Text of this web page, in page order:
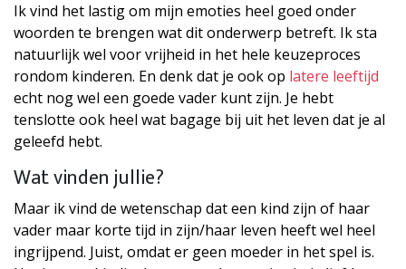
Ik vind het lastig om mijn emoties heel goed onder
woorden te brengen wat dit onderwerp betreft. Ik sta
natuurlijk wel voor vrijheid in het hele keuzeproces
rondom kinderen. En denk dat je ook op latere leeftijd
echt nog wel een goede vader kunt zijn. Je hebt
tenslotte ook heel wat bagage bij uit het leven dat je al
geleefd hebt.
Wat vinden jullie?
Maar ik vind de wetenschap dat een kind zijn of haar
vader maar korte tijd in zijn/haar leven heeft wel heel
ingrijpend. Juist, omdat er geen moeder in het spel is.